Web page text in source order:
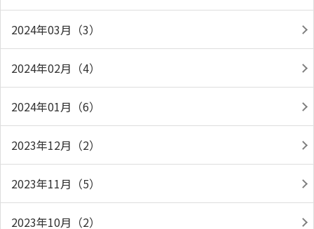
2024年03月（3）
2024年02月（4）
2024年01月（6）
2023年12月（2）
2023年11月（5）
2023年10月（2）